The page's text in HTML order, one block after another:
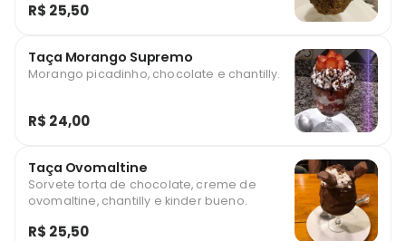
R$ 25,50
Taça Morango Supremo
Morango picadinho, chocolate e chantilly.
R$ 24,00
Taça Ovomaltine
Sorvete torta de chocolate, creme de
ovomaltine, chantilly e kinder bueno.
R$ 25,50